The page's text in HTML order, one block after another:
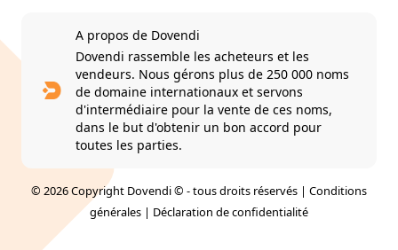
A propos de Dovendi
Dovendi rassemble les acheteurs et les
vendeurs. Nous gérons plus de 250 000 noms
de domaine internationaux et servons
d'intermédiaire pour la vente de ces noms,
dans le but d'obtenir un bon accord pour
toutes les parties.
© 2026 Copyright Dovendi © - tous droits réservés | Conditions
générales | Déclaration de confidentialité